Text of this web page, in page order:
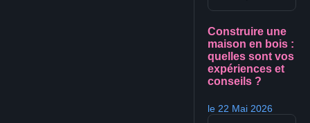
Construire une
maison en bois :
quelles sont vos
expériences et
conseils ?
le 22 Mai 2026